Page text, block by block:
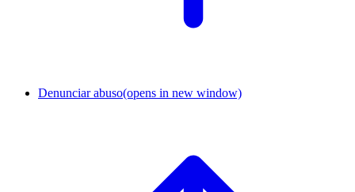
Denunciar abuso(opens in new window)